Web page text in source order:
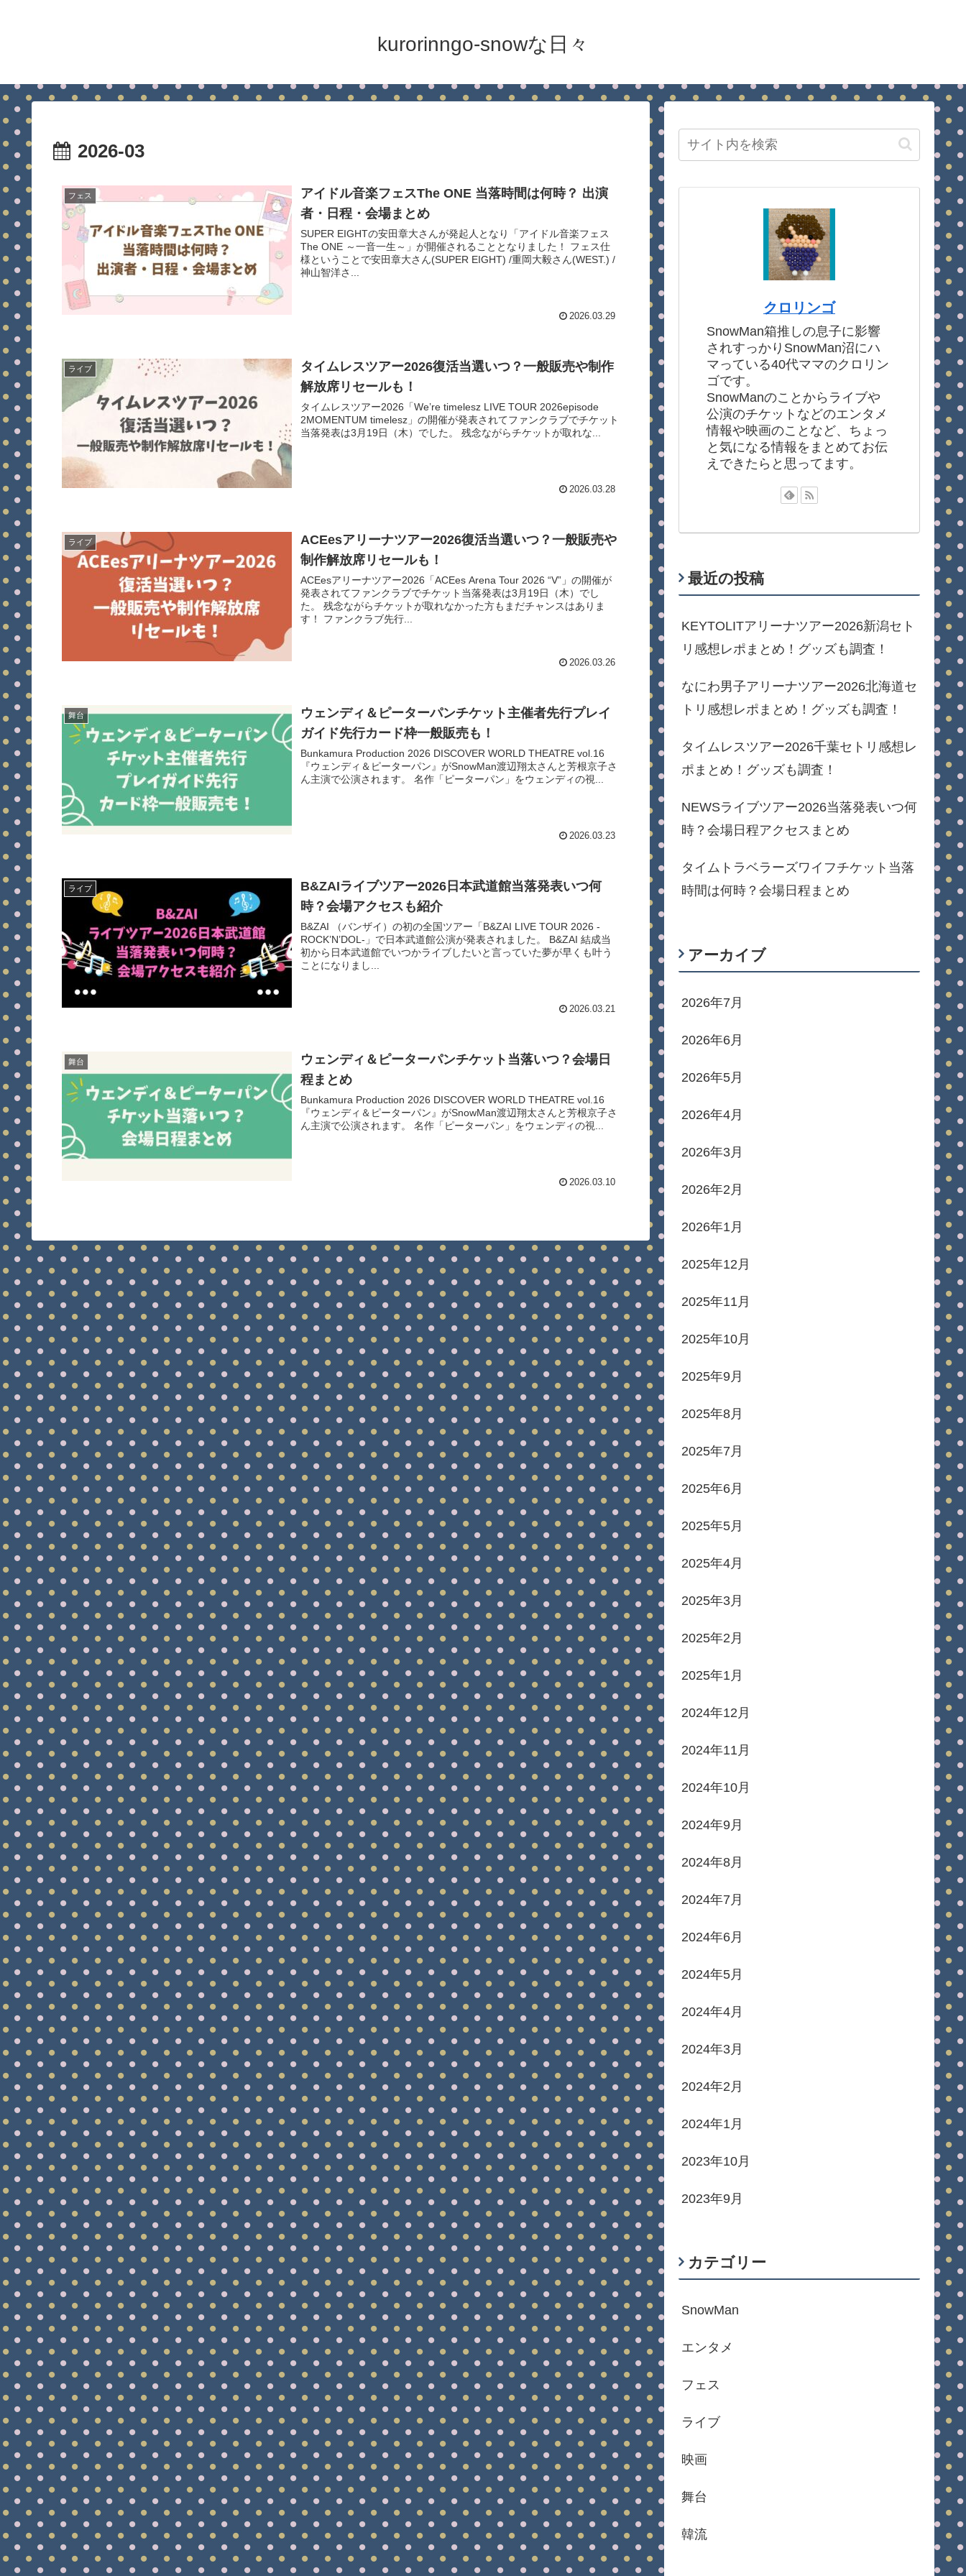
kurorinngo-snowな日々
2026-03
フェス
アイドル音楽フェスThe ONE 当落時間は何時？ 出演
者・日程・会場まとめ
SUPER EIGHTの安田章大さんが発起人となり「アイドル音楽フェス
The ONE ～一音一生～」が開催されることとなりました！ フェス仕
様ということで安田章大さん(SUPER EIGHT) /重岡大毅さん(WEST.) /
神山智洋さ...
2026.03.29
ライブ
タイムレスツアー2026復活当選いつ？一般販売や制作
解放席リセールも！
タイムレスツアー2026「We’re timelesz LIVE TOUR 2026episode
2MOMENTUM timelesz」の開催が発表されてファンクラブでチケット
当落発表は3月19日（木）でした。 残念ながらチケットが取れな...
2026.03.28
ライブ
ACEesアリーナツアー2026復活当選いつ？一般販売や
制作解放席リセールも！
ACEesアリーナツアー2026「ACEes Arena Tour 2026 “V”」の開催が
発表されてファンクラブでチケット当落発表は3月19日（木）でし
た。 残念ながらチケットが取れなかった方もまだチャンスはありま
す！ ファンクラブ先行...
2026.03.26
舞台
ウェンディ＆ピーターパンチケット主催者先行プレイ
ガイド先行カード枠一般販売も！
Bunkamura Production 2026 DISCOVER WORLD THEATRE vol.16
『ウェンディ＆ピーターパン』がSnowMan渡辺翔太さんと芳根京子さ
ん主演で公演されます。 名作「ピーターパン」をウェンディの視...
2026.03.23
ライブ
B&ZAIライブツアー2026日本武道館当落発表いつ何
時？会場アクセスも紹介
B&ZAI （バンザイ）の初の全国ツアー「B&ZAI LIVE TOUR 2026 -
ROCK’N’DOL-」で日本武道館公演が発表されました。 B&ZAI 結成当
初から日本武道館でいつかライブしたいと言っていた夢が早くも叶う
ことになりまし...
2026.03.21
舞台
ウェンディ＆ピーターパンチケット当落いつ？会場日
程まとめ
Bunkamura Production 2026 DISCOVER WORLD THEATRE vol.16
『ウェンディ＆ピーターパン』がSnowMan渡辺翔太さんと芳根京子さ
ん主演で公演されます。 名作「ピーターパン」をウェンディの視...
2026.03.10
クロリンゴ
SnowMan箱推しの息子に影響
されすっかりSnowMan沼にハ
マっている40代ママのクロリン
ゴです。
SnowManのことからライブや
公演のチケットなどのエンタメ
情報や映画のことなど、ちょっ
と気になる情報をまとめてお伝
えできたらと思ってます。
最近の投稿
KEYTOLITアリーナツアー2026新潟セト
リ感想レポまとめ！グッズも調査！
なにわ男子アリーナツアー2026北海道セ
トリ感想レポまとめ！グッズも調査！
タイムレスツアー2026千葉セトリ感想レ
ポまとめ！グッズも調査！
NEWSライブツアー2026当落発表いつ何
時？会場日程アクセスまとめ
タイムトラベラーズワイフチケット当落
時間は何時？会場日程まとめ
アーカイブ
2026年7月
2026年6月
2026年5月
2026年4月
2026年3月
2026年2月
2026年1月
2025年12月
2025年11月
2025年10月
2025年9月
2025年8月
2025年7月
2025年6月
2025年5月
2025年4月
2025年3月
2025年2月
2025年1月
2024年12月
2024年11月
2024年10月
2024年9月
2024年8月
2024年7月
2024年6月
2024年5月
2024年4月
2024年3月
2024年2月
2024年1月
2023年10月
2023年9月
カテゴリー
SnowMan
エンタメ
フェス
ライブ
映画
舞台
韓流